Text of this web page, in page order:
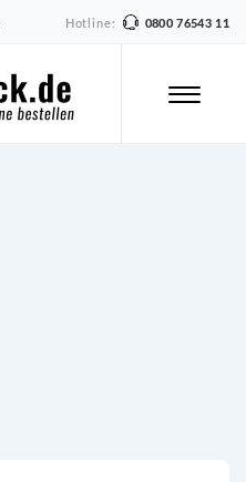
Hotline: 0800 76543 11